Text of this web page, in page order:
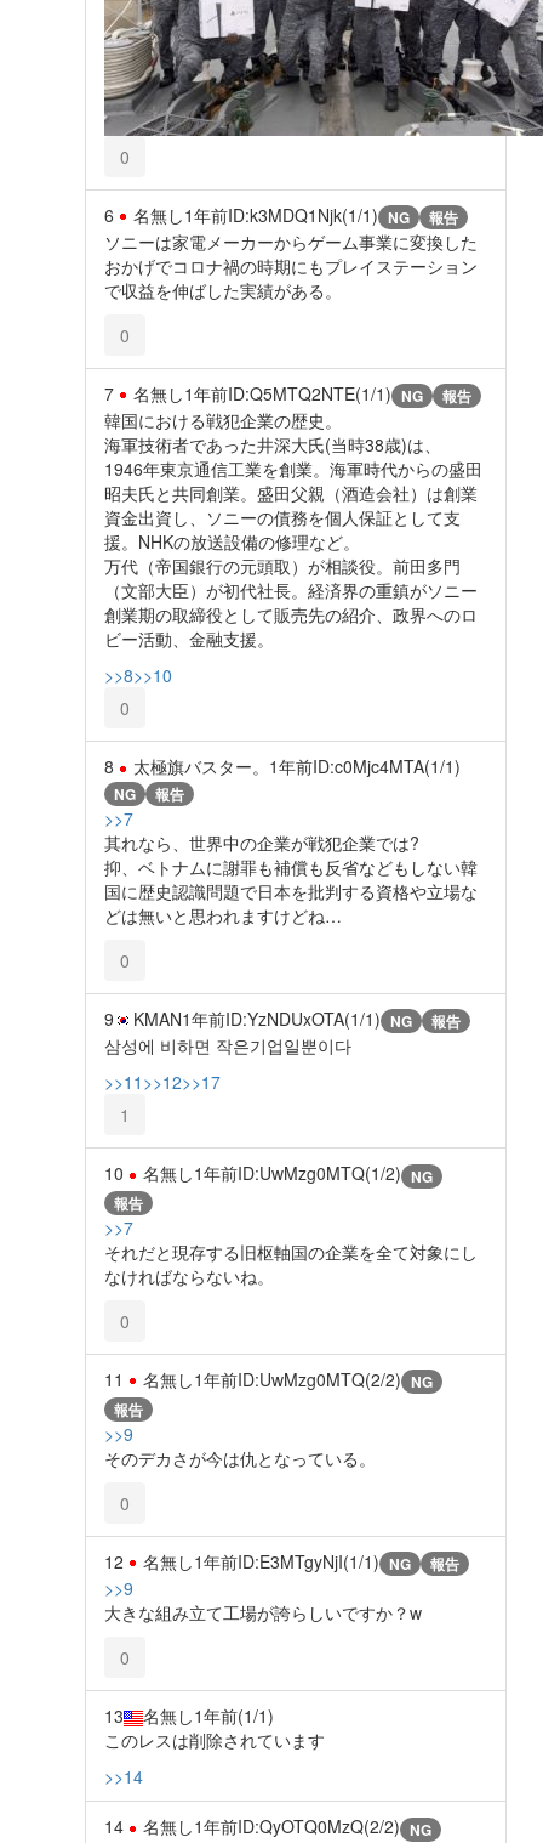
0
6 名無し1年前ID:k3MDQ1Njk(1/1) NG 報告
ソニーは家電メーカーからゲーム事業に変換した
おかげでコロナ禍の時期にもプレイステーション
で収益を伸ばした実績がある。
0
7 名無し1年前ID:Q5MTQ2NTE(1/1) NG 報告
韓国における戦犯企業の歴史。
海軍技術者であった井深大氏(当時38歳)は、
1946年東京通信工業を創業。海軍時代からの盛田
昭夫氏と共同創業。盛田父親（酒造会社）は創業
資金出資し、ソニーの債務を個人保証として支
援。NHKの放送設備の修理など。
万代（帝国銀行の元頭取）が相談役。前田多門
（文部大臣）が初代社長。経済界の重鎮がソニー
創業期の取締役として販売先の紹介、政界へのロ
ビー活動、金融支援。
>>8>>10
0
8 太極旗バスター。 1年前ID:c0Mjc4MTA(1/1)
NG 報告
>>7
其れなら、世界中の企業が戦犯企業では?
抑、ベトナムに謝罪も補償も反省などもしない韓
国に歴史認識問題で日本を批判する資格や立場な
どは無いと思われますけどね…
0
9 KMAN1年前ID:YzNDUxOTA(1/1) NG 報告
삼성에 비하면 작은기업일뿐이다
>>11 >>12>>17
1
10 名無し1年前ID:UwMzg0MTQ(1/2) NG
報告
>>7
それだと現存する旧枢軸国の企業を全て対象にし
なければならないね。
0
11 名無し1年前ID:UwMzg0MTQ(2/2) NG
報告
>>9
そのデカさが今は仇となっている。
0
12 名無し1年前ID:E3MTgyNjI(1/1) NG 報告
>>9
大きな組み立て工場が誇らしいですか？w
0
13 名無し1年前(1/1)
このレスは削除されています
>>14
14 名無し1年前ID:QyOTQ0MzQ(2/2) NG